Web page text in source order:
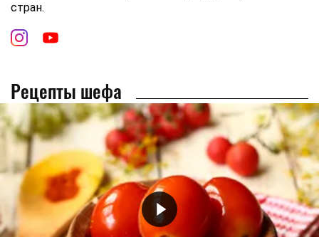
стран.
Рецепты шефа